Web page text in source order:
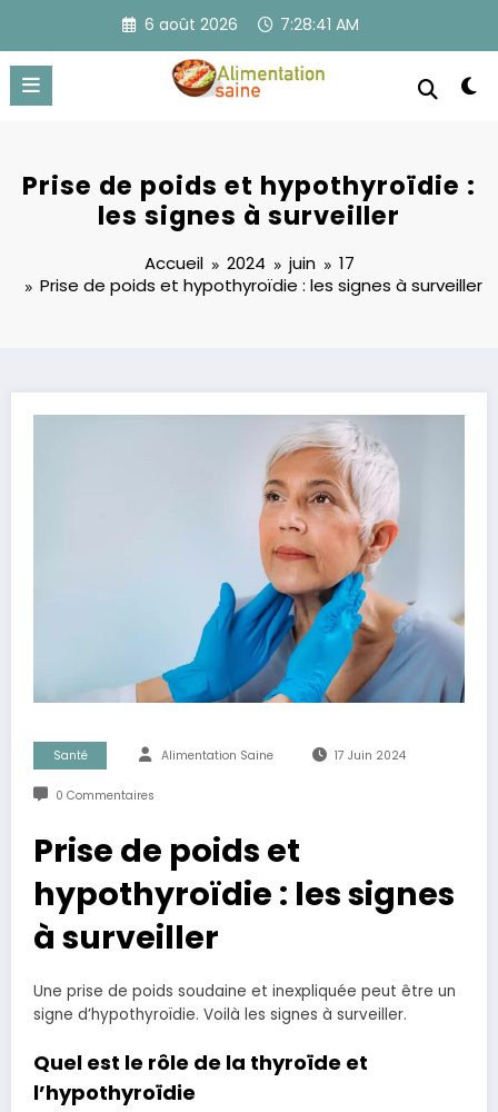
contenu
6 août 2026 7:28:41 AM
Prise de poids et hypothyroïdie :
les signes à surveiller
Accueil 2024 juin
17
Prise de poids et hypothyroïdie : les signes à surveiller
Santé Alimentation Saine 17 Juin 2024
0 Commentaires
Prise de poids et
hypothyroïdie : les signes
à surveiller
Une prise de poids soudaine et inexpliquée peut être un
signe d’hypothyroïdie. Voilà les signes à surveiller.
Quel est le rôle de la thyroïde et
l’hypothyroïdie